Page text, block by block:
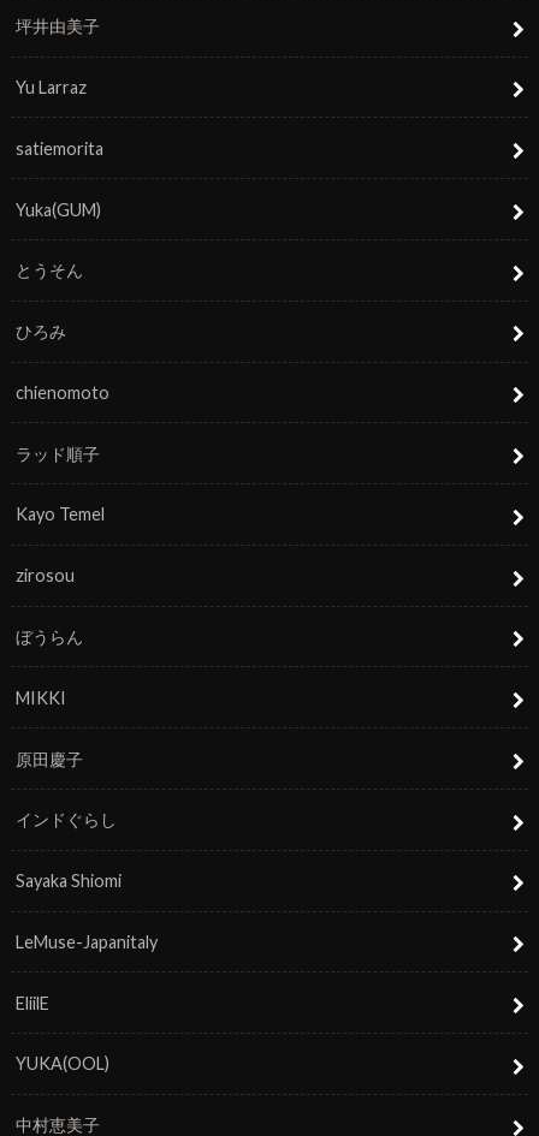
坪井由美子
Yu Larraz
satiemorita
Yuka(GUM)
とうそん
ひろみ
chienomoto
ラッド順子
Kayo Temel
zirosou
ぼうらん
MIKKI
原田慶子
インドぐらし
Sayaka Shiomi
LeMuse-Japanitaly
EliilE
YUKA(OOL)
中村恵美子